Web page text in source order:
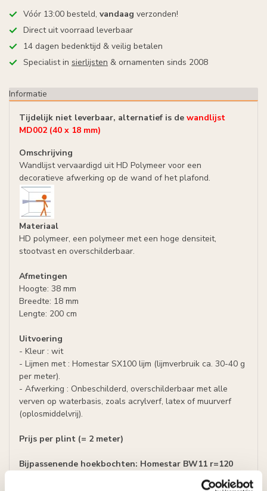
Vóór 13:00 besteld, vandaag verzonden!
Direct uit voorraad leverbaar
14 dagen bedenktijd & veilig betalen
Specialist in sierlijsten & ornamenten sinds 2008
Informatie
Tijdelijk niet leverbaar, alternatief is de wandlijst
MD002 (40 x 18 mm)
Omschrijving
Wandlijst vervaardigd uit HD Polymeer voor een
decoratieve afwerking op de wand of het plafond.
Materiaal
HD polymeer, een polymeer met een hoge densiteit,
stootvast en overschilderbaar.
Afmetingen
Hoogte: 38 mm
Breedte: 18 mm
Lengte: 200 cm
Uitvoering
- Kleur : wit
- Lijmen met : Homestar SX100 lijm (lijmverbruik ca. 30-40 g
per meter).
- Afwerking : Onbeschilderd, overschilderbaar met alle
verven op waterbasis, zoals acrylverf, latex of muurverf
(oplosmiddelvrij).
Prijs per plint (= 2 meter)
Bijpassenende hoekbochten: Homestar BW11 r=120